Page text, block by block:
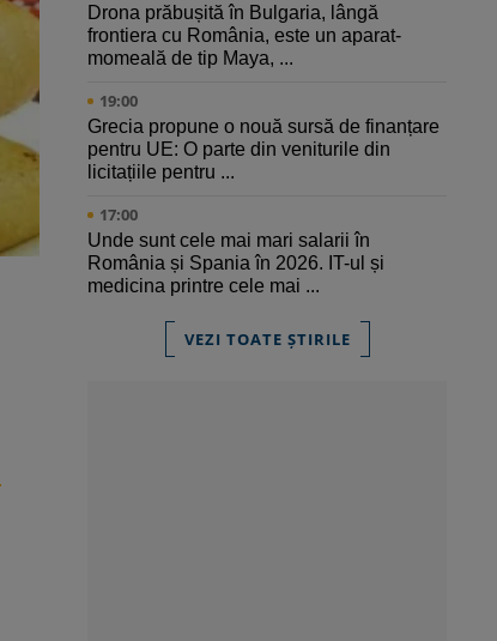
Drona prăbușită în Bulgaria, lângă
frontiera cu România, este un aparat-
momeală de tip Maya, ...
19:00
Grecia propune o nouă sursă de finanțare
pentru UE: O parte din veniturile din
licitațiile pentru ...
17:00
Unde sunt cele mai mari salarii în
România și Spania în 2026. IT-ul și
medicina printre cele mai ...
VEZI TOATE ȘTIRILE